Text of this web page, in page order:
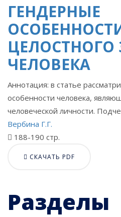
ГЕНДЕРНЫЕ
ЦЕЛОСТНОГО
ЧЕЛОВЕКА
Аннотация: в статье
особенности человека,
человеческой личности.
Вербина Г.Г.
188-190 стр.
СКАЧАТЬ PDF
Разделы